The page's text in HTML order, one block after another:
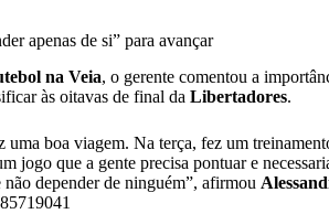
apenas de si” para avançar
na Veia, o gerente comentou a
às oitavas de final da Libertadores.
uma boa viagem. Na terça, fez um
jogo que a gente precisa pontuar e
depender de ninguém”, afirmou